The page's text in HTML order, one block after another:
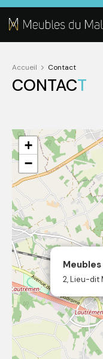
Accueil Contact
CONTACT
2, Lieu-dit
+
−